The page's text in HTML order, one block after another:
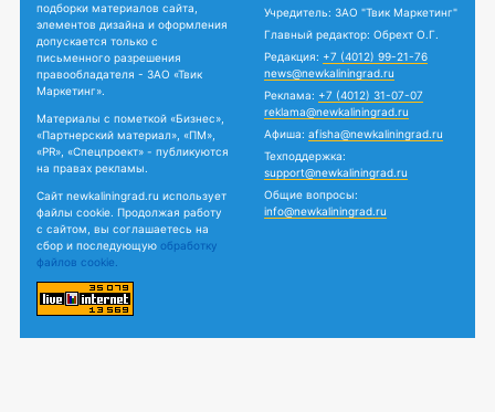
подборки материалов сайта,
элементов дизайна и оформления
допускается только с
письменного разрешения
правообладателя - ЗАО «Твик
Маркетинг».
Материалы с пометкой «Бизнес»,
«Партнерский материал», «ПМ»,
«PR», «Спецпроект» - публикуются
на правах рекламы.
Сайт newkaliningrad.ru использует
файлы cookie. Продолжая работу
с сайтом, вы соглашаетесь на
сбор и последующую обработку
файлов cookie.
Учредитель: ЗАО "Твик Маркетинг"
Главный редактор: Обрехт О.Г.
Редакция: +7 (4012) 99-21-76
news@newkaliningrad.ru
Реклама: +7 (4012) 31-07-07
reklama@newkaliningrad.ru
Афиша: afisha@newkaliningrad.ru
Техподдержка:
support@newkaliningrad.ru
Общие вопросы:
info@newkaliningrad.ru